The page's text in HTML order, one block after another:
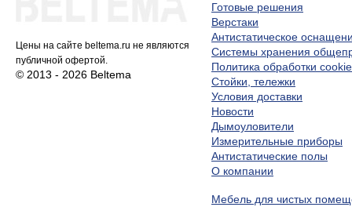
Цены на сайте beltema.ru не являются
публичной офертой.
© 2013 - 2026 Beltema
Готовые решения
Верстаки
Антистатическое
Системы хранения
Политика обработки cookie
Стойки, тележки
Условия доставки
Новости
Дымоуловители
Измерительные приборы
Антистатические полы
О компании
Мебель для чистых